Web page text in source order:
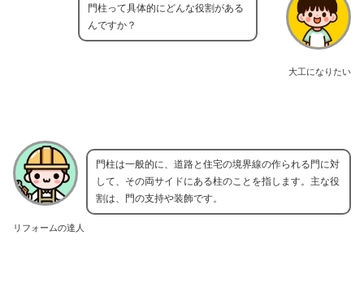
大工になりたい
門柱って具体的にどんな役割がある
んですか？
リフォームの達人
門柱は一般的に、道路と住宅の境界線の作られる門に対
して、その両サイドにある柱のことを指します。主な役
割は、門の支持や装飾です。